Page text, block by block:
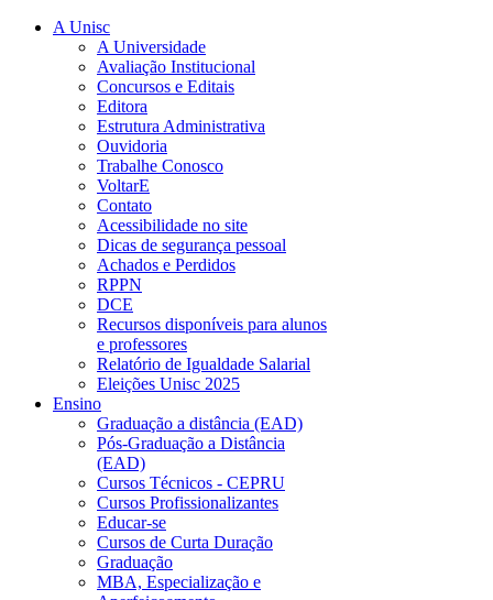
A Unisc
A Universidade
Avaliação Institucional
Concursos e Editais
Editora
Estrutura Administrativa
Ouvidoria
Trabalhe Conosco
VoltarE
Contato
Acessibilidade no site
Dicas de segurança pessoal
Achados e Perdidos
RPPN
DCE
Recursos disponíveis para alunos
e professores
Relatório de Igualdade Salarial
Eleições Unisc 2025
Ensino
Graduação a distância (EAD)
Pós-Graduação a Distância
(EAD)
Cursos Técnicos - CEPRU
Cursos Profissionalizantes
Educar-se
Cursos de Curta Duração
Graduação
MBA, Especialização e